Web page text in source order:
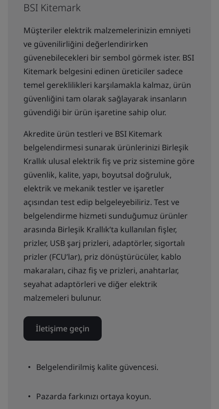
BSI Kitemark
Müşteriler elektrik malzemelerinizin emniyeti
ve güvenilirliğini değerlendirirken
güvenebilecekleri bir sembol görmek ister. BSI
Kitemark belgesini edinen üreticiler sadece
temel gereklilikleri karşılamakla kalmaz, ürün
güvenliğini tam olarak sağlayarak insanların
güvendiği bir ürün işaretine sahip olur.
Akredite ürün testleri ve BSI Kitemark
belgelendirmesi sunarak ürünlerinizi Birleşik
Krallık ulusal elektrik fiş ve priz sistemine göre
güvenlik, kalite, yapı, boyutsal doğruluk,
elektrik ve mekanik testler ve işaretler
açısından test edip belgeleyebiliriz. Test ve
belgelendirme hizmeti sunduğumuz ürünler
arasında Birleşik Krallık’ta kullanılan fişler,
prizler, USB şarj prizleri, adaptörler, sigortalı
prizler (FCU’lar), priz dönüştürücüler, kablo
makaraları, cihaz fiş ve prizleri, anahtarlar,
seyahat adaptörleri ve diğer elektrik
malzemeleri bulunur.
İletişime geçin
Belgelendirilmiş kalite güvencesi.
Pazarda farkınızı ortaya koyun.